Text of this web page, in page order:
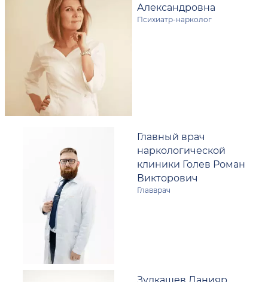
Александровна
Психиатр-нарколог
Главный врач
наркологической
клиники Голев Роман
Викторович
Главврач
Зулкашев Данияр